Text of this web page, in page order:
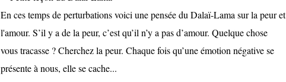
En ces temps de perturbations voici une pensée du Dalaï-Lama sur la peur et
l'amour. S’il y a de la peur, c’est qu’il n’y a pas d’amour. Quelque chose
vous tracasse ? Cherchez la peur. Chaque fois qu’une émotion négative se
présente à nous, elle se cache...